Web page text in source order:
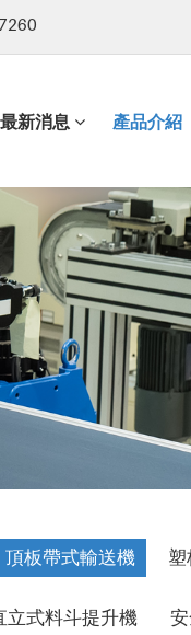
最新消息 產品介紹
頂板帶式輸送機
立式料斗提升機